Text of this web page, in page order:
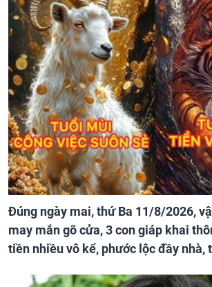
Đúng ngày mai, thứ Ba 11/8/2026,
may mắn gõ cửa, 3 con giáp khai
tiền nhiều vô kể, phước lộc đầy nhà,